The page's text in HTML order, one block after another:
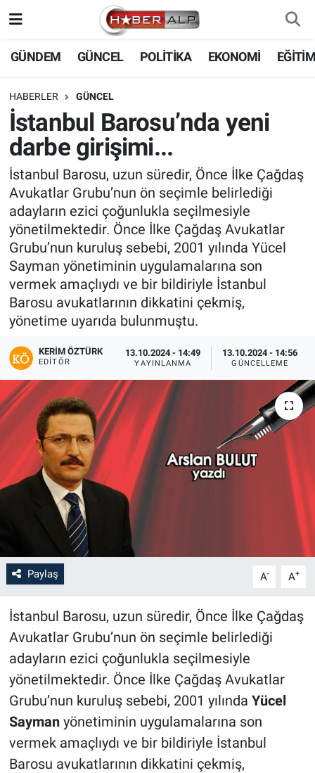
GÜNDEM GÜNCEL POLİTİKA EKONOMİ
HABERLER GÜNCEL
İstanbul Barosu’nda yeni
darbe girişimi...
İstanbul Barosu, uzun süredir, Önce İlke Çağdaş
Avukatlar Grubu’nun ön seçimle belirlediği
adayların ezici çoğunlukla seçilmesiyle
yönetilmektedir. Önce İlke Çağdaş Avukatlar
Grubu’nun kuruluş sebebi, 2001 yılında Yücel
Sayman yönetiminin uygulamalarına son
vermek amaçlıydı ve bir bildiriyle İstanbul
Barosu avukatlarının dikkatini çekmiş,
yönetime uyarıda bulunmuştu.
KERIM ÖZTÜRK
EDITÖR
13.10.2024 - 14:49
YAYINLANMA
13.10.2024 - 14:56
GÜNCELLEME
Paylaş A- A+
İstanbul Barosu, uzun süredir, Önce İlke Çağdaş
Avukatlar Grubu’nun ön seçimle belirlediği
adayların ezici çoğunlukla seçilmesiyle
yönetilmektedir. Önce İlke Çağdaş Avukatlar
Grubu’nun kuruluş sebebi, 2001 yılında Yücel
Saymanyönetiminin uygulamalarına son
vermek amaçlıydı ve bir bildiriyle İstanbul
Barosu avukatlarının dikkatini çekmiş,
Nöbetçi Eczaneler
Hava Durumu
Trafik Durumu
Süper Lig Puan Durumu ve Fikstür
Tüm Manşetler
Son Dakika Haberleri
Haber Arşivi